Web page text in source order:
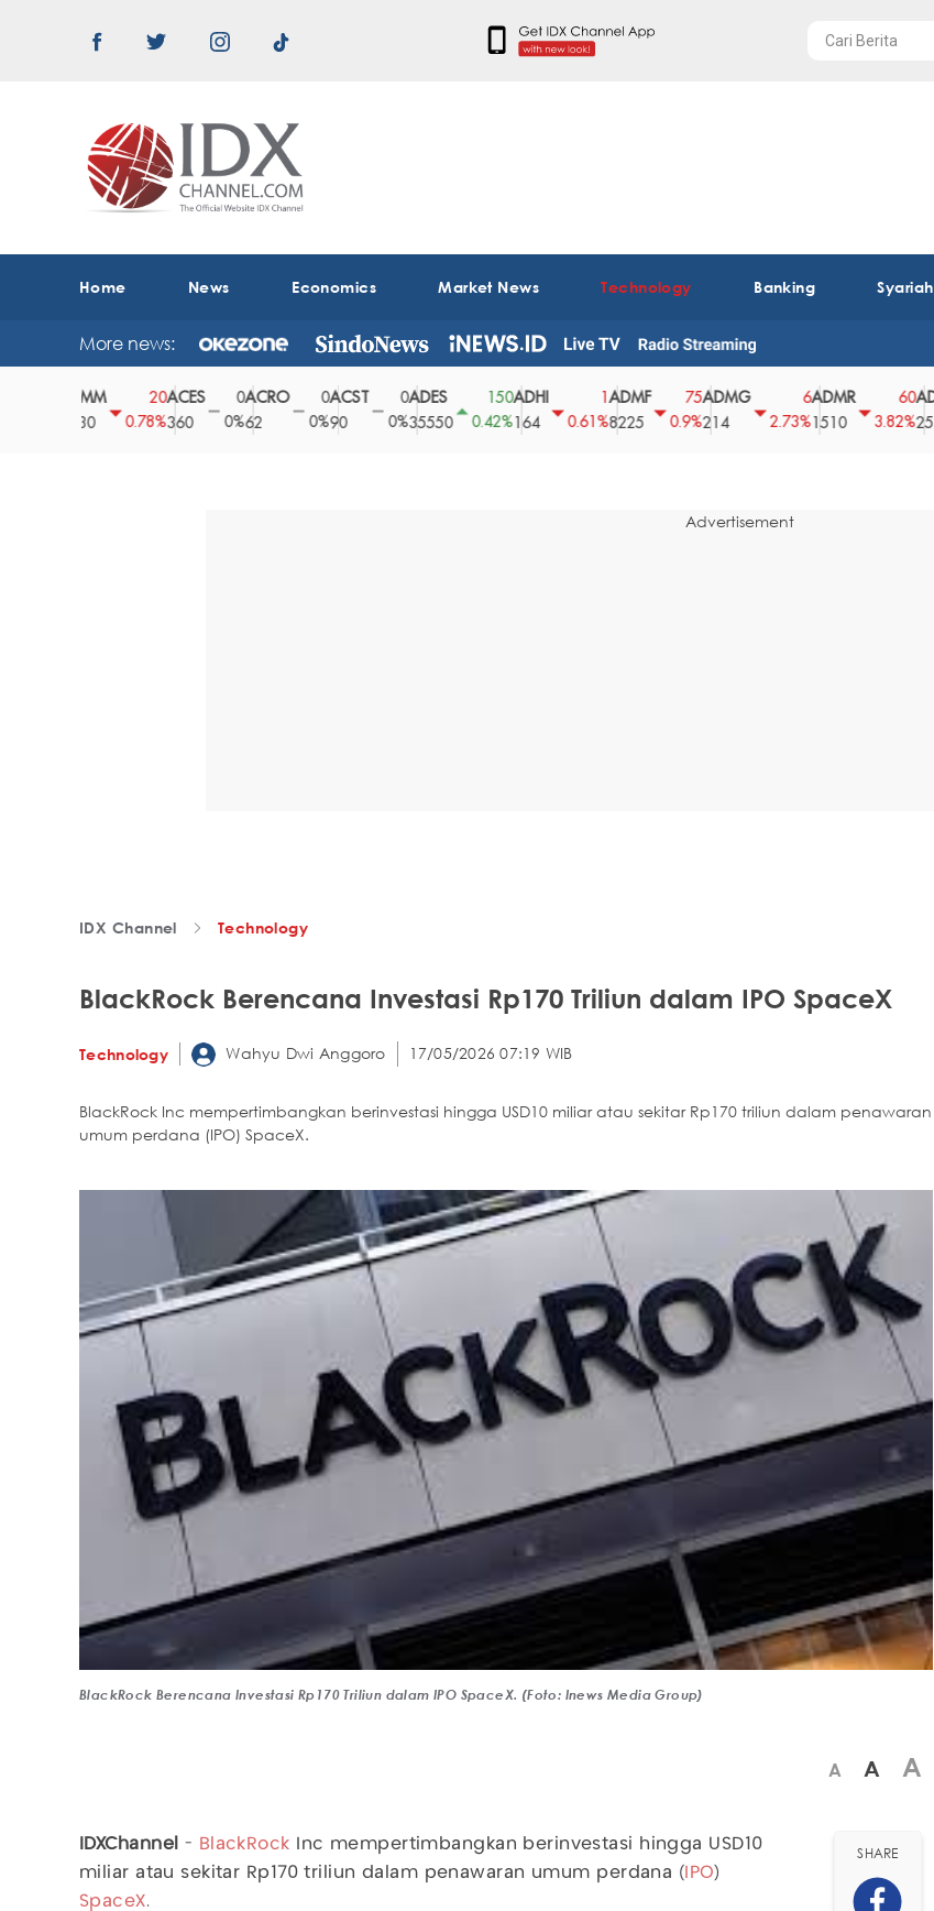
Home News Economics Market News Technology Banking Syariah
More news:
0.78%
ACES
360
0
0%
ACRO
0 ACST
0 ADES
35550
0.42%
ADHI
164
0.61%
ADMF
8225
75
0.9%
ADMG
214
2.73%
ADMR
1510
3.82%
ADRO
2540
Advertisement
IDX Channel Technology
BlackRock Berencana Investasi Rp170 Triliun dalam IPO SpaceX
Technology Wahyu Dwi Anggoro 17/05/2026 07:19 WIB
BlackRock Inc mempertimbangkan berinvestasi hingga USD10 miliar atau sekitar Rp170 triliun dalam penawaran
umum perdana (IPO) SpaceX.
BlackRock Berencana Investasi Rp170 Triliun dalam IPO SpaceX. (Foto: Inews Media Group)
A A A
IDXChannel - BlackRock Inc mempertimbangkan berinvestasi hingga USD10
miliar atau sekitar Rp170 triliun dalam penawaran umum perdana ( IPO)
SpaceX.
SHARE